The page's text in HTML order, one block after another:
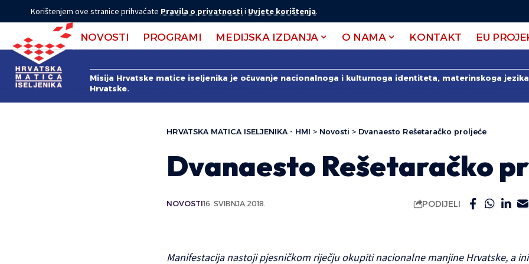
Korištenjem ove stranice prihvaćate Pravila o privatnostii Uvjete korištenja.
NOVOSTI PROGRAMI MEDIJSKA IZDANJA O NAMA KONTAKT EU
Misija Hrvatske matice iseljenika je očuvanje nacionalnoga i kulturnoga identiteta, materinskoga
Hrvatske.
HRVATSKA MATICA ISELJENIKA - HMI > Novosti > Dvanaesto Rešetaračko proljeće
Dvanaesto Rešetaračko
NOVOSTI16. SVIBNJA 2018. PODIJELI
Manifestacija nastoji pjesničkom riječju okupiti nacionalne manjine Hrvatske, a